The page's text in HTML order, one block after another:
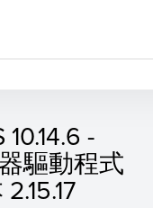
-
驅動程式